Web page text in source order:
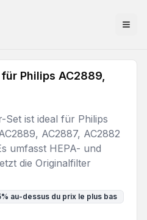
Philips AC2889,
Set ist ideal für Philips
AC2887, AC2882
umfasst HEPA- und
die Originalfilter
% au-dessus du prix le plus bas